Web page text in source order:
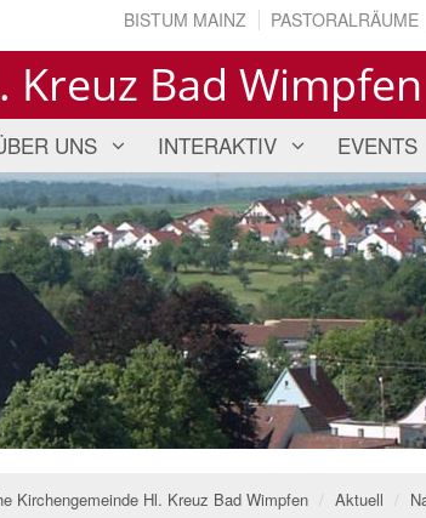
BISTUM MAINZ PASTORALRÄUME
Kreuz Bad Wimpfen
UNS INTERAKTIV EVENTS
Kirchengemeinde Hl. Kreuz Bad Wimpfen Aktuell